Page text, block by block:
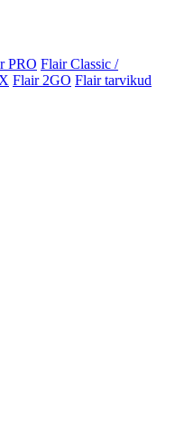
PRO Flair Classic /
Flair 2GO Flair tarvikud